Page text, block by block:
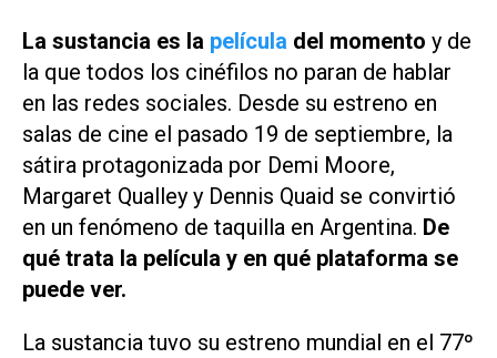
La sustancia es la película del momento y de
la que todos los cinéfilos no paran de hablar
en las redes sociales. Desde su estreno en
salas de cine el pasado 19 de septiembre, la
sátira protagonizada por Demi Moore,
Margaret Qualley y Dennis Quaid se convirtió
en un fenómeno de taquilla en Argentina. De
qué trata la película y en qué plataforma se
puede ver.
La sustancia tuvo su estreno mundial en el 77º